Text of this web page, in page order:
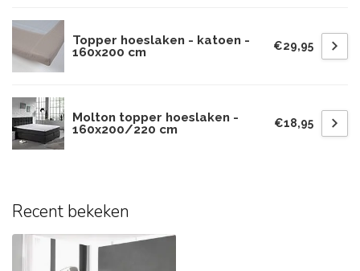
Topper hoeslaken - katoen -
160x200 cm
€29,95
Molton topper hoeslaken -
160x200/220 cm
€18,95
Recent bekeken